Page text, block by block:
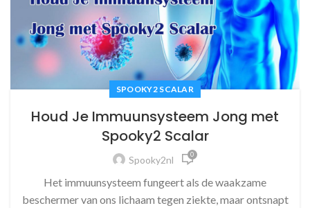
SPOOKY2 SCALAR
Houd Je Immuunsysteem Jong met
Spooky2 Scalar
Spooky2nl 0
Het immuunsysteem fungeert als de waakzame
beschermer van ons lichaam tegen ziekte, maar ontsnapt